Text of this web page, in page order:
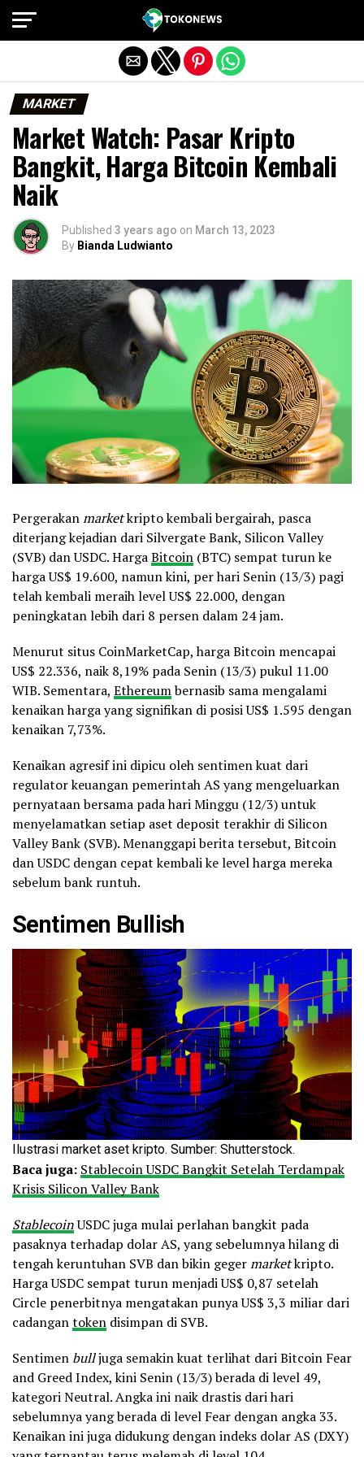
MARKET
Market Watch: Pasar Kripto
Bangkit, Harga Bitcoin Kembali
Naik
Published 3 years ago on March 13, 2023
By Bianda Ludwianto
Pergerakanmarketkripto kembali bergairah, pasca
diterjang kejadian dari Silvergate Bank, Silicon Valley
(SVB) dan USDC. HargaBitcoin (BTC) sempat turun ke
harga US$ 19.600, namun kini, per hari Senin (13/3) pagi
telah kembali meraih level US$ 22.000, dengan
peningkatan lebih dari 8 persen dalam 24 jam.
Menurut situs CoinMarketCap, harga Bitcoin mencapai
US$ 22.336, naik 8,19% pada Senin (13/3) pukul 11.00
WIB. Sementara, Ethereumbernasib sama mengalami
kenaikan harga yang signifikan di posisi US$ 1.595 dengan
kenaikan 7,73%.
Kenaikan agresif ini dipicu oleh sentimen kuat dari
regulator keuangan pemerintah AS yang mengeluarkan
pernyataan bersama pada hari Minggu (12/3) untuk
menyelamatkan setiap aset deposit terakhir di Silicon
Valley Bank (SVB). Menanggapi berita tersebut, Bitcoin
dan USDC dengan cepat kembali ke level harga mereka
sebelum bank runtuh.
Sentimen Bullish
Ilustrasi market aset kripto. Sumber: Shutterstock.
Baca juga: Stablecoin USDC Bangkit Setelah Terdampak
Krisis Silicon Valley Bank
StablecoinUSDC juga mulai perlahan bangkit pada
pasaknya terhadap dolar AS, yang sebelumnya hilang di
tengah keruntuhan SVB dan bikin gegermarketkripto.
Harga USDC sempat ​turun menjadi US$ 0,87 setelah
Circle penerbitnya mengatakan punya US$ 3,3 miliar dari
cadangantoken disimpan di SVB.
Sentimen bulljuga semakin kuat terlihat dari Bitcoin Fear
and Greed Index, kini Senin (13/3) berada di level 49,
kategori Neutral. Angka ini naik drastis dari hari
sebelumnya yang berada di level Fear dengan angka 33.
Kenaikan ini juga didukung dengan indeks dolar AS (DXY)
Exit mobile version